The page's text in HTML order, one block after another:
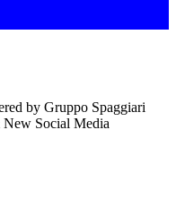
by Gruppo Spaggiari
Social Media